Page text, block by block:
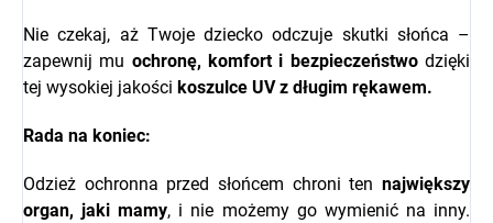
Nie czekaj, aż Twoje dziecko odczuje skutki słońca –
zapewnij mu ochronę, komfort i bezpieczeństwodzięki
tej wysokiej jakości koszulce UV z długim rękawem.
Rada na koniec:
Odzież ochronna przed słońcem chroni ten największy
organ, jaki mamy, i nie możemy go wymienić na inny.